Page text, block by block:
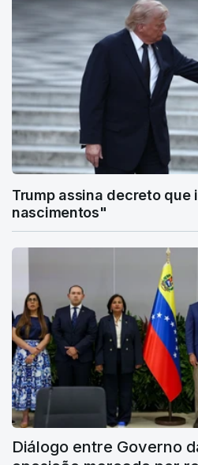
Trump assina decreto
nascimentos"
Diálogo entre Governo